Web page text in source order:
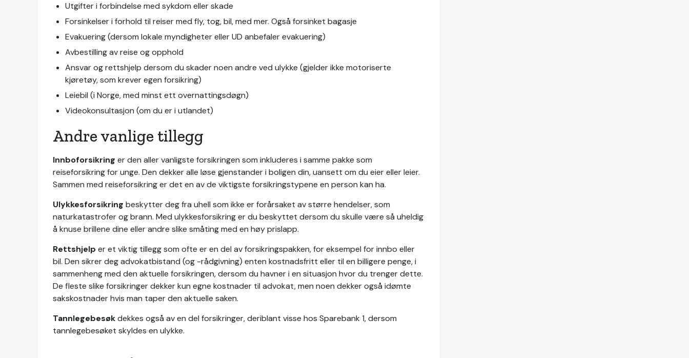
Utgifter i forbindelse med sykdom eller skade
Forsinkelser i forhold til reiser med fly, tog, bil, med mer. Også forsinket bagasje
Evakuering (dersom lokale myndigheter eller UD anbefaler evakuering)
Avbestilling av reise og opphold
Ansvar og rettshjelp dersom du skader noen andre ved ulykke (gjelder ikke motoriserte
kjøretøy, som krever egen forsikring)
Leiebil (i Norge, med minst ett overnattingsdøgn)
Videokonsultasjon (om du er i utlandet)
Andre vanlige tillegg
Innboforsikring er den aller vanligste forsikringen som inkluderes i samme pakke som
reiseforsikring for unge. Den dekker alle løse gjenstander i boligen din, uansett om du eier eller leier.
Sammen med reiseforsikring er det en av de viktigste forsikringstypene en person kan ha.
Ulykkesforsikring beskytter deg fra uhell som ikke er forårsaket av større hendelser, som
naturkatastrofer og brann. Med ulykkesforsikring er du beskyttet dersom du skulle være så uheldig
å knuse brillene dine eller andre slike småting med en høy prislapp.
Rettshjelp er et viktig tillegg som ofte er en del av forsikringspakken, for eksempel for innbo eller
bil. Den sikrer deg advokatbistand (og -rådgivning) enten kostnadsfritt eller til en billigere penge, i
sammenheng med den aktuelle forsikringen, dersom du havner i en situasjon hvor du trenger dette.
De fleste slike forsikringer dekker kun egne kostnader til advokat, men noen dekker også idømte
sakskostnader hvis man taper den aktuelle saken.
Tannlegebesøkdekkes også av en del forsikringer, deriblant visse hos Sparebank 1, dersom
tannlegebesøket skyldes en ulykke.